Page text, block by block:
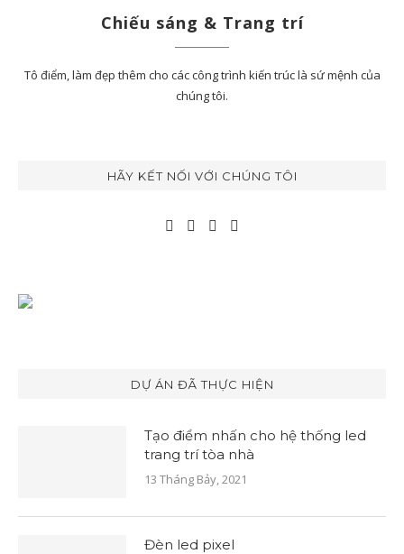
Chiếu sáng & Trang trí
Tô điểm, làm đẹp thêm cho các công trình kiến trúc là sứ mệnh của
chúng tôi.
HÃY KẾT NỐI VỚI CHÚNG TÔI
DỰ ÁN ĐÃ THỰC HIỆN
Tạo điểm nhấn cho hệ thống led
trang trí tòa nhà
13 Tháng Bảy, 2021
Đèn led pixel